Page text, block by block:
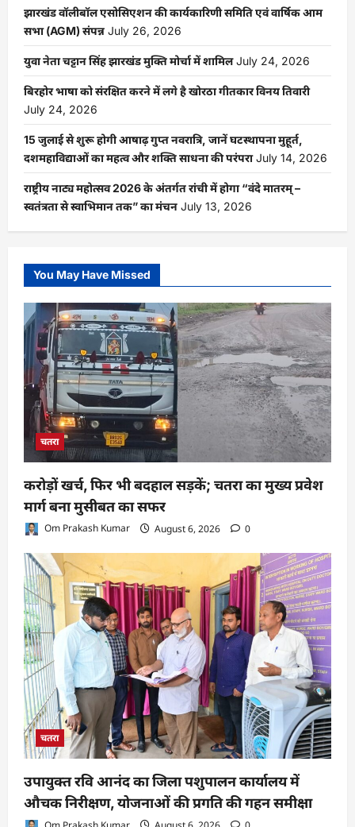
झारखंड वॉलीबॉल एसोसिएशन की कार्यकारिणी समिति एवं वार्षिक आम
सभा (AGM) संपन्न July 26, 2026
युवा नेता चट्टान सिंह झारखंड मुक्ति मोर्चा में शामिल July 24, 2026
बिरहोर भाषा को संरक्षित करने में लगे है खोरठा गीतकार विनय तिवारी
July 24, 2026
15 जुलाई से शुरू होगी आषाढ़ गुप्त नवरात्रि, जानें घटस्थापना मुहूर्त,
दशमहाविद्याओं का महत्व और शक्ति साधना की परंपरा July 14, 2026
राष्ट्रीय नाट्य महोत्सव 2026 के अंतर्गत रांची में होगा “वंदे मातरम् –
स्वतंत्रता से स्वाभिमान तक” का मंचन July 13, 2026
You May Have Missed
चतरा
करोड़ों खर्च, फिर भी बदहाल सड़कें; चतरा का मुख्य प्रवेश
मार्ग बना मुसीबत का सफर
Om Prakash Kumar August 6, 2026 0
चतरा
उपायुक्त रवि आनंद का जिला पशुपालन कार्यालय में
औचक निरीक्षण, योजनाओं की प्रगति की गहन समीक्षा